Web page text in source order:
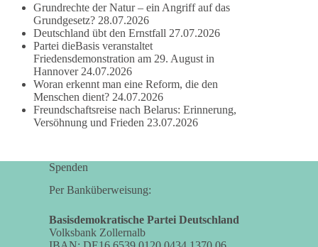
🟩🟩🟦🟦🟥🟥🟧🟧
dieBasis fordert als einzige Partei in Deutschland
den Austritt aus der NATO. Ein Gipfel, der mehr
nach Rüstungsdeal als nach Friedenspolitik klingt,
wird niemals Sicherheit schaffen, ob nun in
Deutschland oder weltweit.
erklaerung-ankara-100.html
#dieBasis #NATO #Gipfeltreffen
Grundrechte der Natur – ein Angriff auf das
Grundgesetz? 28.07.2026
Deutschland übt den Ernstfall 27.07.2026
Partei dieBasis veranstaltet
Friedensdemonstration am 29. August in
Hannover 24.07.2026
Woran erkennt man eine Reform, die den
Menschen dient? 24.07.2026
Freundschaftsreise nach Belarus: Erinnerung,
Versöhnung und Frieden 23.07.2026
Spenden
Per Banküberweisung:
Basisdemokratische Partei Deutschland
Volksbank Zollernalb